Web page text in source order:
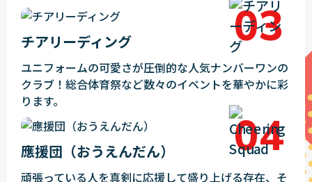
チアリーディング
ユニフォームの可愛さが圧倒的な人気ナンバーワンの
クラブ！総合体育祭など数々のイベントを華やかに彩
ります。
應援団（おうえんだん）
頑張っている人を真剣に応援して盛り上げる存在、そ